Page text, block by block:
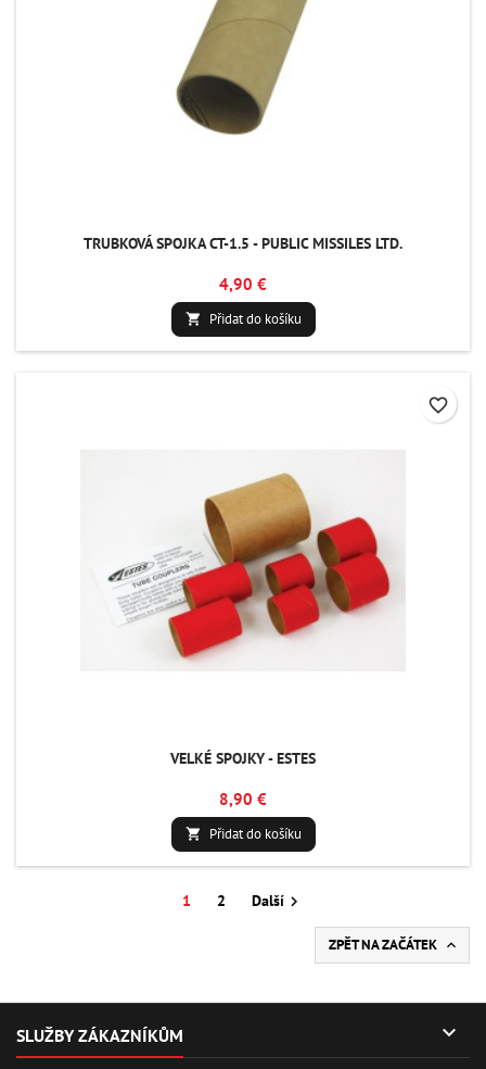
TRUBKOVÁ SPOJKA CT-1.5 - PUBLIC MISSILES LTD.
4,90 €
 Přidat do košíku
VELKÉ SPOJKY - ESTES
8,90 €
 Přidat do košíku
favorite_border
1 2 Další 
ZPĚT NA ZAČÁTEK 
SLUŽBY ZÁKAZNÍKŮM 